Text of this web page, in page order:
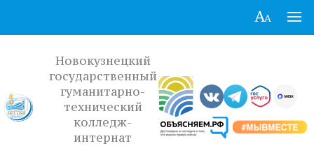
Новокузнецкий
государственный
гуманитарно-
технический
колледж-
интернат